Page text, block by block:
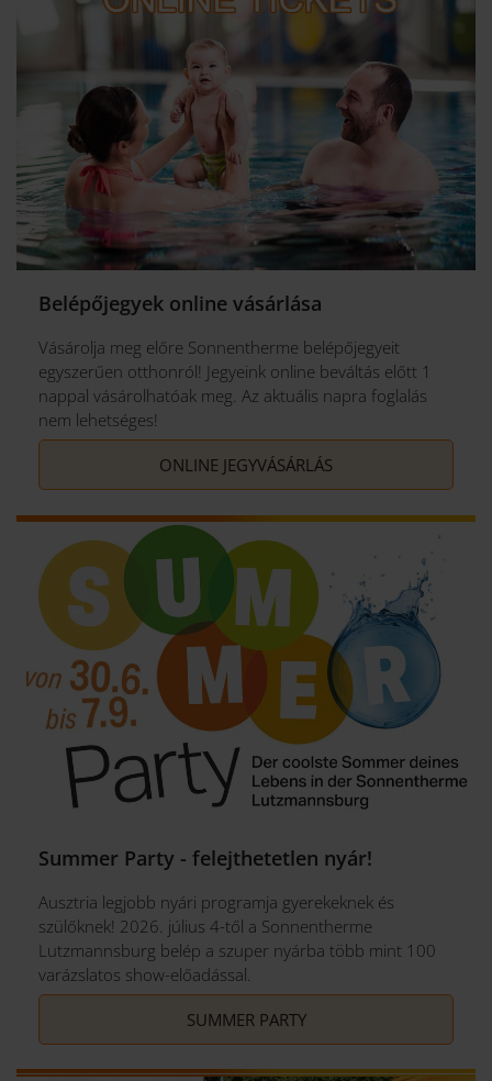
Belépőjegyek online vásárlása
Vásárolja meg előre Sonnentherme belépőjegyeit
egyszerűen otthonról! Jegyeink online beváltás előtt 1
nappal vásárolhatóak meg. Az aktuális napra foglalás
nem lehetséges!
ONLINE JEGYVÁSÁRLÁS
Summer Party - felejthetetlen nyár!
Ausztria legjobb nyári programja gyerekeknek és
szülőknek! 2026. július 4-től a Sonnentherme
Lutzmannsburg belép a szuper nyárba több mint 100
varázslatos show-előadással.
SUMMER PARTY